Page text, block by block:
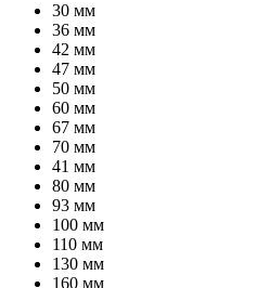
30 мм
36 мм
42 мм
47 мм
50 мм
60 мм
67 мм
70 мм
41 мм
80 мм
93 мм
100 мм
110 мм
130 мм
160 мм